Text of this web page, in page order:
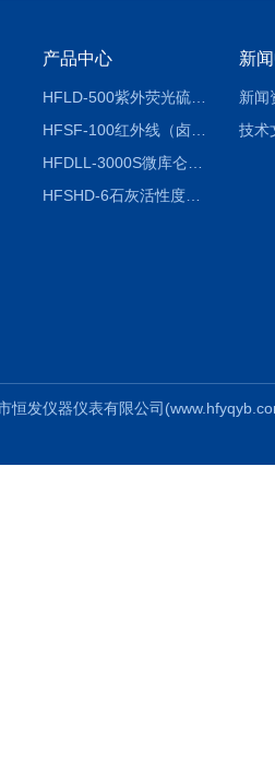
产品中心
HFLD-500紫外荧光硫氮仪
HFSF-100红外线（卤素）水分测定仪
HFSHD-6石灰活性度测定仪
新
新闻
技术
恒发仪器仪表有限公司